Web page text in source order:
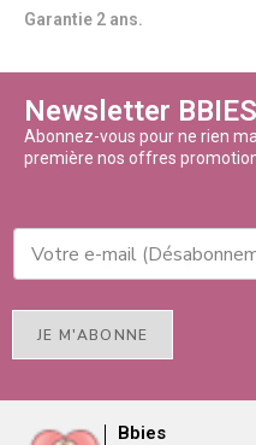
Garantie 2 ans.
Newsletter BBIES
Abonnez-vous pour ne rien
première nos offres
JE M'ABONNE
Bbies